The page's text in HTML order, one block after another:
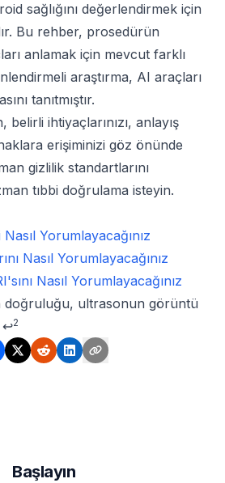
sağlığını değerlendirmek için
Bu rehber, prosedürün
anlamak için mevcut farklı
araştırma, AI araçları
tanıtmıştır.
ihtiyaçlarınızı, anlayış
erişiminizi göz önünde
gizlilik standartlarını
tıbbi doğrulama isteyin.
Yorumlayacağınız
Nasıl Yorumlayacağınız
Nasıl Yorumlayacağınız
doğruluğu, ultrasonun görüntü
↩2
Başlayın